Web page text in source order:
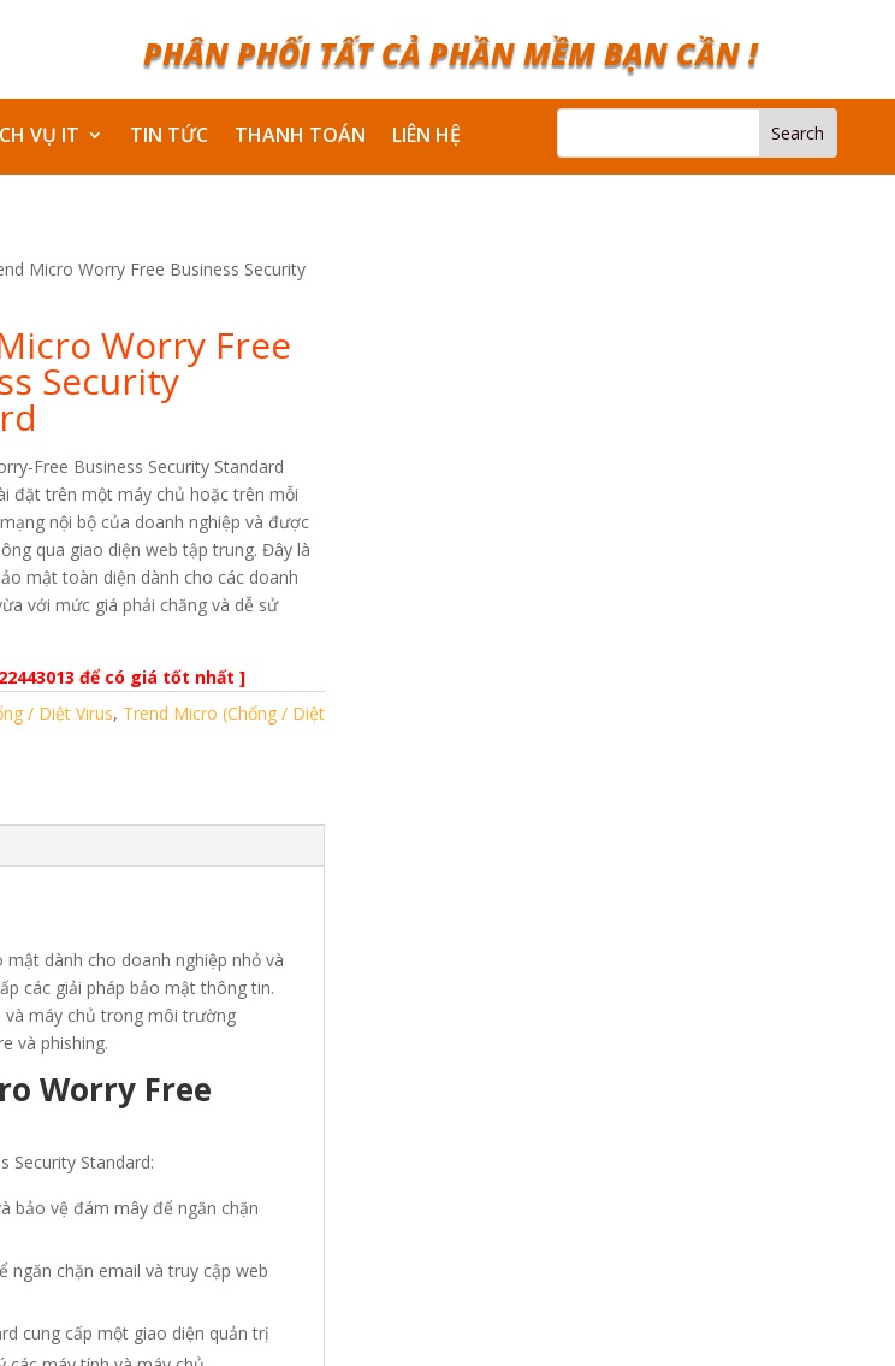
PHÂN PHỐI TẤT CẢ PHẦN MỀM BẠN CẦN !
VỤ IT TIN TỨC THANH TOÁN LIÊN HỆ
Micro Worry Free Business Security
Worry Free
Security
Free Business Security Standard
đặt trên một máy chủ hoặc trên mỗi
nội bộ của doanh nghiệp và được
qua giao diện web tập trung. Đây là
mật toàn diện dành cho các doanh
với mức giá phải chăng và dễ sử
để có giá tốt nhất ]
/ Diệt Virus, Trend Micro (Chống / Diệt
dành cho doanh nghiệp nhỏ và
các giải pháp bảo mật thông tin.
và máy chủ trong môi trường
và phishing.
Worry Free
Security Standard:
bảo vệ đám mây để ngăn chặn
ngăn chặn email và truy cập web
cung cấp một giao diện quản trị